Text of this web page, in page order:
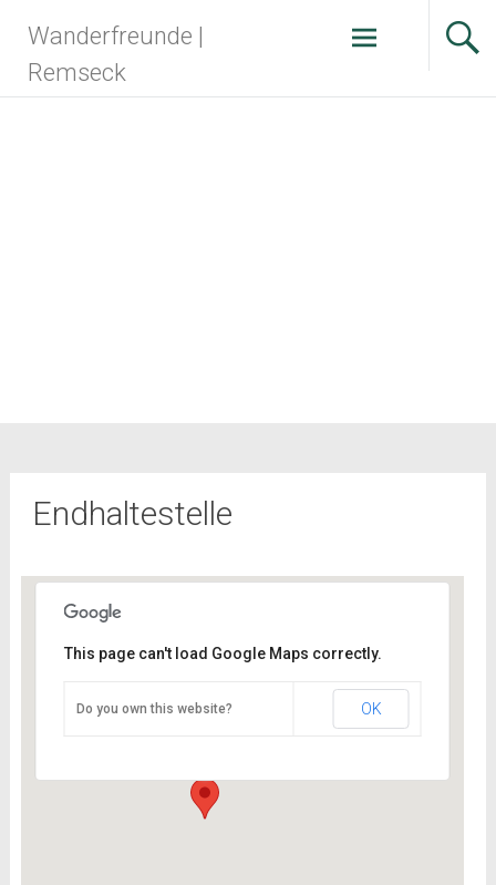
Inhalt
springen
Wanderfreunde |
Remseck
Endhaltestelle
This page can't load Google Maps correctly.
Do you own this website? OK